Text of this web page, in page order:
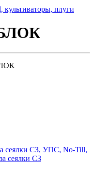
плуги
сеялки СЗ, УПС, No-Till,
сеялки СЗ